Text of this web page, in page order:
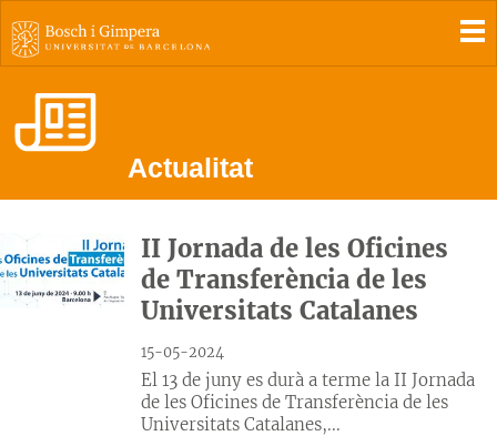
Actualitat
II Jornada de les Oficines
de Transferència de les
Universitats Catalanes
15-05-2024
El 13 de juny es durà a terme la II Jornada
de les Oficines de Transferència de les
Universitats Catalanes,...